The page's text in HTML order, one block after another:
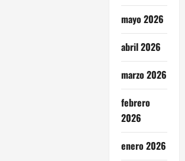
mayo 2026
abril 2026
marzo 2026
febrero
2026
enero 2026